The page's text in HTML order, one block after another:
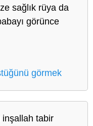
sağlık rüya da
görünce
görmek
tabir